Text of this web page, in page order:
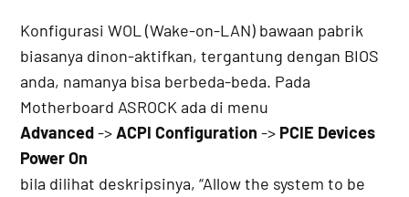
Konfigurasi WOL (Wake-on-LAN) bawaan pabrik
biasanya dinon-aktifkan, tergantung dengan BIOS
anda, namanya bisa berbeda-beda. Pada
Motherboard ASROCK ada di menu
Advanced->ACPI Configuration -> PCIE Devices
Power On
bila dilihat deskripsinya, “Allow the system to be